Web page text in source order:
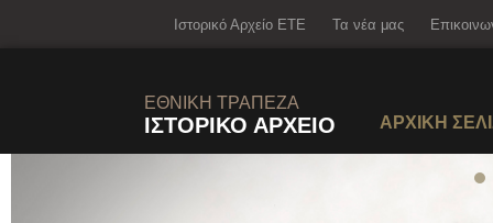
el
Ιστορικό Αρχείο ΕΤΕ Τα νέα μας
ΕΘΝΙΚΗ ΤΡΑΠΕΖΑ
ΙΣΤΟΡΙΚΟ ΑΡΧΕΙΟ ΑΡΧΙΚΗ